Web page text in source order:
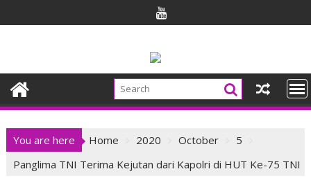
to
You are here Home 2020 October
5
Panglima TNI Terima Kejutan dari Kapolri di HUT Ke-75 TNI